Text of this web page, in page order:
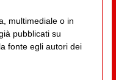
multimediale o in
pubblicati su
fonte egli autori dei